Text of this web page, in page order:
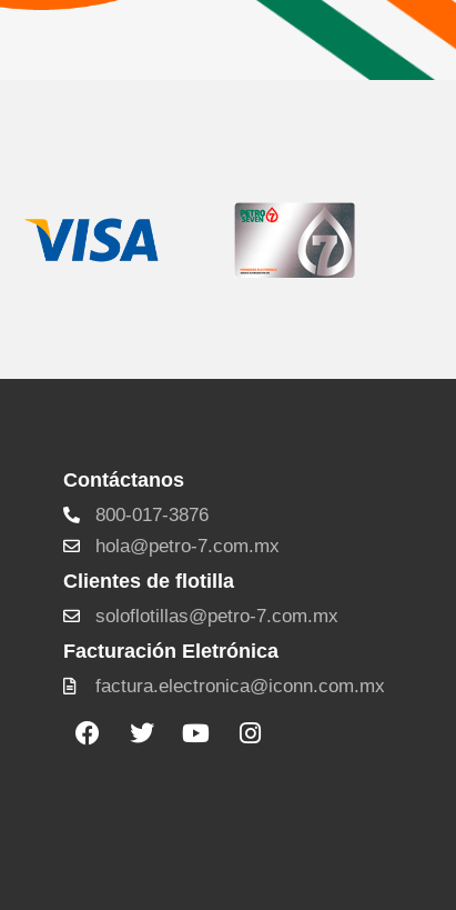
Contáctanos
800-017-3876
hola@petro-7.com.mx
Clientes de flotilla
soloflotillas@petro-7.com.mx
Facturación Eletrónica
factura.electronica@iconn.com.mx
Facebook
TwitterYoutubeInstagram